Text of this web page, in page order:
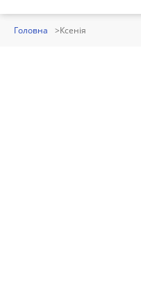
Головна Ксенія